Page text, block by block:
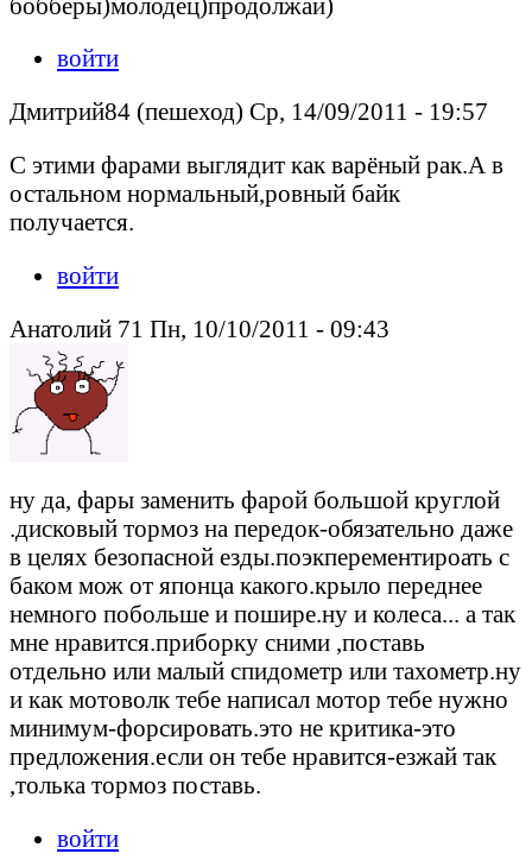
войти
Дмитрий84 (пешеход) Ср, 14/09/2011 - 19:57
С этими фарами выглядит как варёный рак.А в
остальном нормальный,ровный байк
получается.
войти
Анатолий 71 Пн, 10/10/2011 - 09:43
ну да, фары заменить фарой большой круглой
.дисковый тормоз на передок-обязательно даже
в целях безопасной езды.поэкперементироать с
баком мож от японца какого.крыло переднее
немного побольше и пошире.ну и колеса... а так
мне нравится.приборку сними ,поставь
отдельно или малый спидометр или тахометр.ну
и как мотоволк тебе написал мотор тебе нужно
минимум-форсировать.это не критика-это
предложения.если он тебе нравится-езжай так
,толька тормоз поставь.
войти